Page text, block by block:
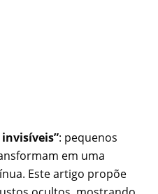
: pequenos
em uma
Este artigo propõe